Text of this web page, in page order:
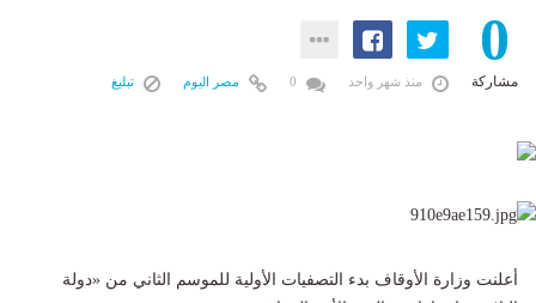
0
مشاركة منذ شهر واحد مصر اليوم تبليغ
أعلنت وزارة الأوقاف بدء التصفيات الأولية للموسم الثاني من «دولة